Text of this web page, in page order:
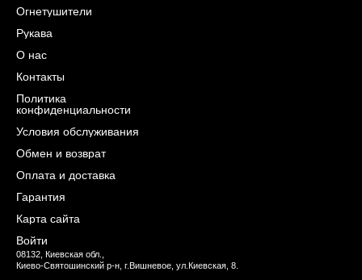
Огнетушители
Рукава
О нас
Контакты
Политика
конфиденциальности
Условия обслуживания
Обмен и возврат
Оплата и доставка
Гарантия
Карта сайта
Войти
08132, Киевская обл.,
Киево-Святошинский р-н, г.Вишневое, ул.Киевская, 8.